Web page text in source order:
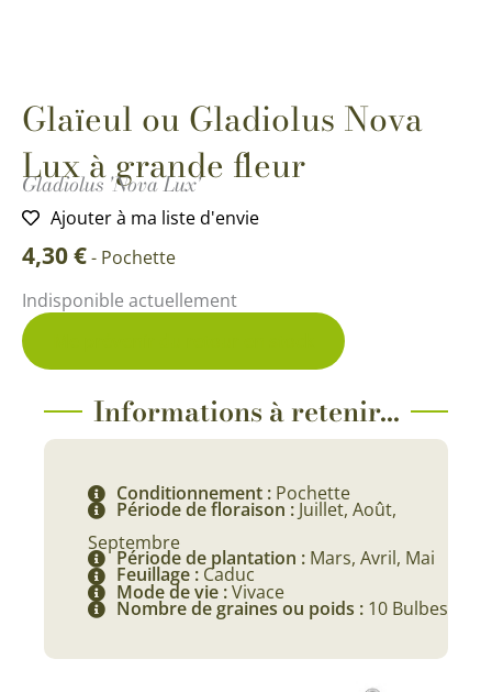
Glaïeul ou Gladiolus Nova
Lux à grande fleur
Gladiolus 'Nova Lux'
Ajouter à ma liste d'envie
4,30€- Pochette
Indisponible actuellement
Informations à retenir...
Conditionnement : Pochette
Période de floraison : Juillet, Août,
Septembre
Période de plantation : Mars, Avril, Mai
Feuillage : Caduc
Mode de vie :Vivace
Nombre de graines ou poids : 10 Bulbes